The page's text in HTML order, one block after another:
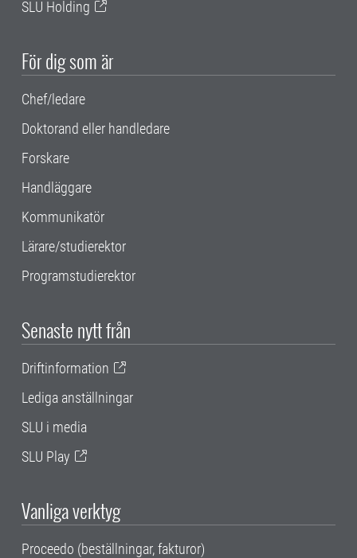
SLU Holding
För dig som är
Chef/ledare
Doktorand eller handledare
Forskare
Handläggare
Kommunikatör
Lärare/studierektor
Programstudierektor
Senaste nytt från
Driftinformation
Lediga anställningar
SLU i media
SLU Play
Vanliga verktyg
Proceedo (beställningar, fakturor)